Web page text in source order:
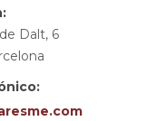
Dalt, 6